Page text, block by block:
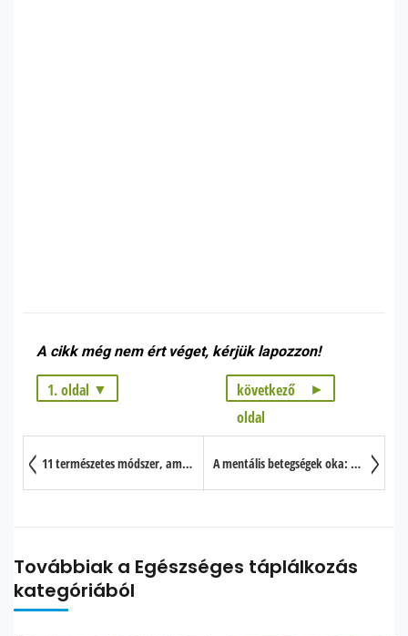
A cikk még nem ért véget, kérjük lapozzon!
következő
oldal
1. oldal
1. oldal: Miért fogyasszunk több rostot?
3. oldal: A tüdő is egészséges marad tőle
11 természetes módszer, amellyel enyhíthető a migrén A mentális betegségek oka: a kenyér és más táplálékok?
Továbbiak a Egészséges táplálkozás
kategóriából